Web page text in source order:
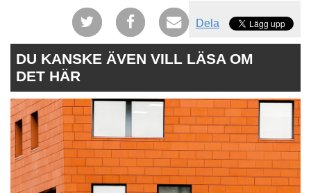
Dela
DU KANSKE ÄVEN VILL LÄSA OM
DET HÄR